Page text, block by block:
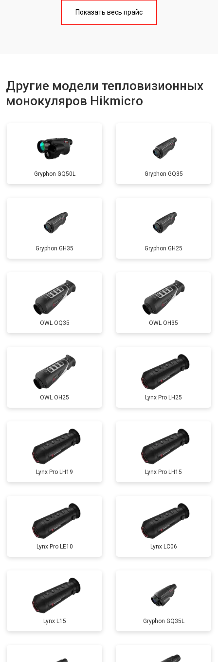
Показать весь прайс
Другие модели тепловизионных
монокуляров Hikmicro
Gryphon GQ50L Gryphon GQ35
Gryphon GH35 Gryphon GH25
OWL OQ35 OWL OH35
OWL OH25 Lynx Pro LH25
Lynx Pro LH19 Lynx Pro LH15
Lynx Pro LE10 Lynx LC06
Lynx L15 Gryphon GQ35L